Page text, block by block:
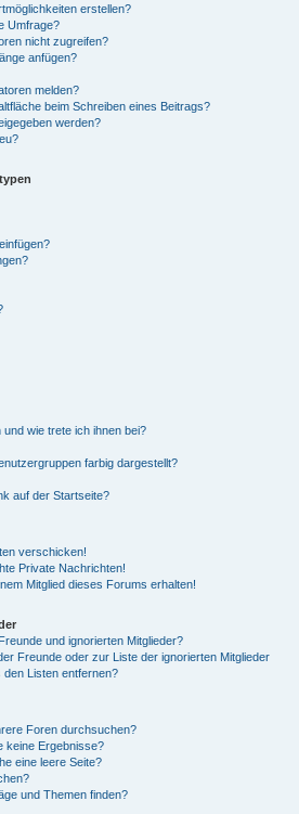
erstellen?
Umfrage?
nicht zugreifen?
anfügen?
melden?
beim Schreiben eines Beitrags?
werden?
wie trete ich ihnen bei?
farbig dargestellt?
auf der Startseite?
verschicken!
Private Nachrichten!
Mitglied dieses Forums erhalten!
und ignorierten Mitglieder?
Freunde oder zur Liste der ignorierten Mitglieder
Listen entfernen?
Foren durchsuchen?
keine Ergebnisse?
eine leere Seite?
und Themen finden?